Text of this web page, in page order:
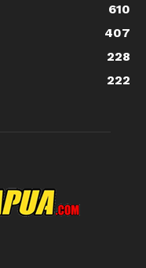
610
407
228
222